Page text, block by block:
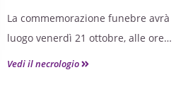
La commemorazione funebre avrà
luogo venerdì 21 ottobre, alle ore
16.00, presso il cimitero di Caraglio
Vedi il necrologio